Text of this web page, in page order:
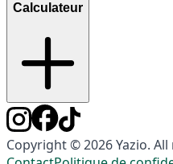
Calculateur
Copyright © 2026 Yazio.